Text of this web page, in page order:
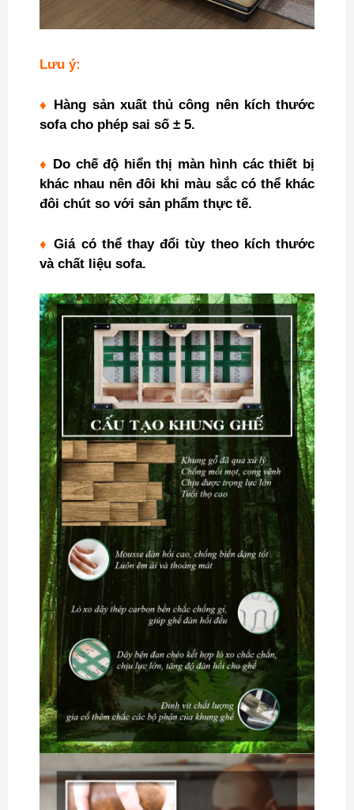
Lưu ý:
♦ Hàng sản xuất thủ công nên kích thước
sofa cho phép sai số ± 5.
♦
Do chế độ hiển thị màn hình các thiết bị
khác nhau nên đôi khi màu sắc có thể khác
đôi chút so với sản phẩm thực tế.
♦ Giá có thể thay đổi tùy theo kích thước
và chất liệu sofa.